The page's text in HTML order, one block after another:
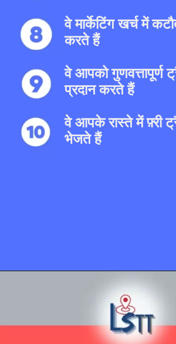
वे मार्केटिंग खर्च में
करते हैं
वे आपको गुणवत्तापूर्ण
प्रदान करते हैं
वे आपके रास्ते में फ़्री
भेजते हैं